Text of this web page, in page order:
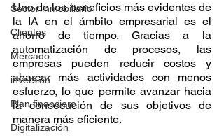
Sector inmobiliario
Clientes
Mercado
inversión
Plan financiero
Digitalización
Uno de los beneficios más evidentes de
la IA en el ámbito empresarial es el
ahorro de tiempo. Gracias a la
automatización de procesos, las
empresas pueden reducir costos y
abarcar más actividades con menos
esfuerzo, lo que permite avanzar hacia
la consecución de sus objetivos de
manera más eficiente.